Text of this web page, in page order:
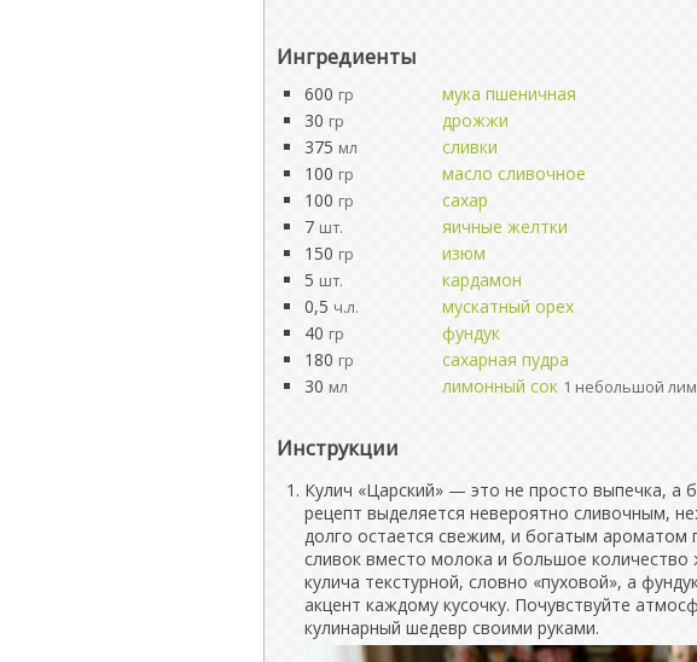
Ингредиенты
600 гр
мука пшеничная
30 гр
дрожжи
375 мл
сливки
100 гр
масло сливочное
100 гр
сахар
7 шт.
яичные желтки
150 гр
изюм
5 шт.
кардамон
0,5 ч.л.
мускатный орех
40 гр
фундук
180 гр
сахарная пудра
30 мл лимонный сок 1 небольшой
Инструкции
Кулич «Царский» — это не просто выпечка, а
рецепт выделяется невероятно сливочным,
долго остается свежим, и богатым ароматом
сливок вместо молока и большое количество
кулича текстурной, словно «пуховой», а
акцент каждому кусочку. Почувствуйте
кулинарный шедевр своими руками.